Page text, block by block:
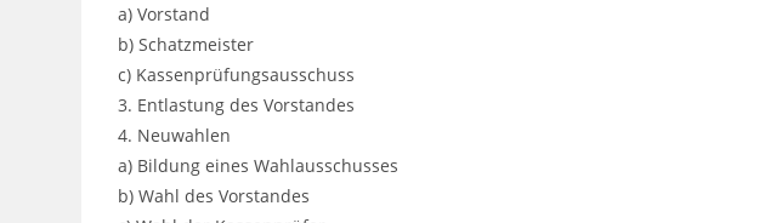
a) Vorstand
b) Schatzmeister
c) Kassenprüfungsausschuss
3. Entlastung des Vorstandes
4. Neuwahlen
a) Bildung eines Wahlausschusses
b) Wahl des Vorstandes